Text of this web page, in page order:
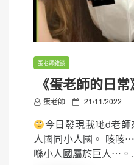
蛋老師雜談
《蛋老師的日常
蛋老師
P
s
t
e
21/11/2022
今日發現我哋d老
人國同小人國。 咳咳
喺小人國屬於巨人⋯